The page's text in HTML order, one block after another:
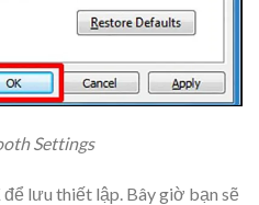
Settings
để lưu thiết lập. Bây giờ bạn sẽ